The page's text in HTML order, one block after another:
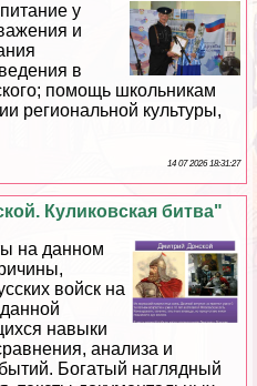
у
и
в
помощь школьникам
региональной культуры,
14 07 2026 18:31:27
Куликовская битва"
на данном
войск на
навыки
анализа и
Богатый наглядный